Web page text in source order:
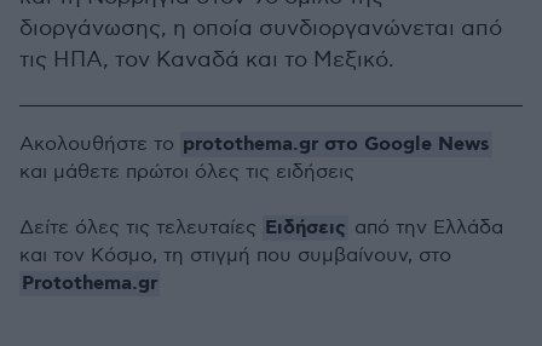
διοργάνωσης, η οποία συνδιοργανώνεται από
τις ΗΠΑ, τον Καναδά και το Μεξικό.
Ακολουθήστε το protothema.gr στο Google News
και μάθετε πρώτοι όλες τις ειδήσεις
Δείτε όλες τις τελευταίες Ειδήσεις από την Ελλάδα
και τον Κόσμο, τη στιγμή που συμβαίνουν, στο
Protothema.gr